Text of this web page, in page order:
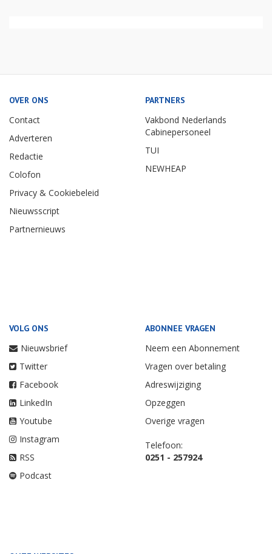
OVER ONS
Contact
Adverteren
Redactie
Colofon
Privacy & Cookiebeleid
Nieuwsscript
Partnernieuws
PARTNERS
Vakbond Nederlands
Cabinepersoneel
TUI
NEWHEAP
VOLG ONS
Nieuwsbrief
Twitter
Facebook
LinkedIn
Youtube
Instagram
RSS
Podcast
ABONNEE VRAGEN
Neem een Abonnement
Vragen over betaling
Adreswijziging
Opzeggen
Overige vragen
Telefoon:
0251 - 257924